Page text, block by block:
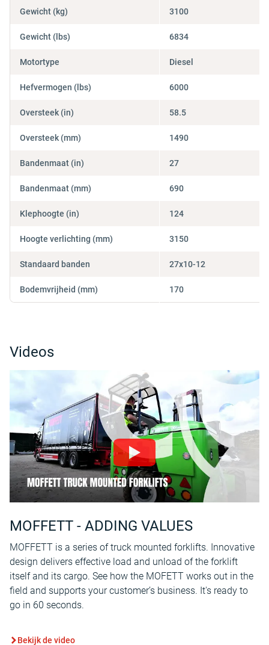
Gewicht (kg)
Gewicht (lbs)
Motortype
Hefvermogen (lbs)
Oversteek (in)
Oversteek (mm)
Bandenmaat (in)
Bandenmaat (mm)
Klephoogte (in)
Hoogte verlichting (mm)
Standaard banden
Bodemvrijheid (mm)
3100
6834
Diesel
6000
58.5
1490
27
690
124
3150
27x10-12
170
Videos
MOFFETT - ADDING VALUES
MOFFETT is a series of truck mounted forklifts. Innovative
design delivers effective load and unload of the forklift
itself and its cargo. See how the MOFETT works out in the
field and supports your customer’s business. It's ready to
go in 60 seconds.
Bekijk de video